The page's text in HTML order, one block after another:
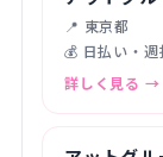
📍 東京都
💰 日払い・
詳しく見る →